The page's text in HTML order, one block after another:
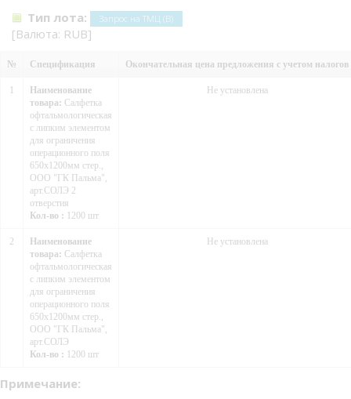
Тип лота: Запрос на ТМЦ (В)
[Валюта: RUB]
№ Спецификация Окончательная цена предложения с учетом налогов
Наименование
товара: Салфетка
офтальмологическая
с липким элементом
для ограничения
операционного поля
650х1200мм стер.,
ООО "ГК Пальма",
арт.СОЛЭ 2
отверстия
Кол-во : 1200 шт
Не установлена
2
Наименование
товара: Салфетка
офтальмологическая
с липким элементом
для ограничения
операционного поля
650х1200мм стер.,
ООО "ГК Пальма",
арт.СОЛЭ
Кол-во : 1200 шт
Не установлена
Примечание: